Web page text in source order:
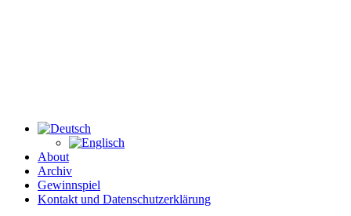
About
Archiv
Gewinnspiel
Kontakt und Datenschutzerklärung